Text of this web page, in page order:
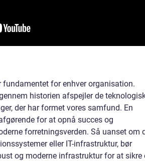
for enhver organisation.
historien afspejler de
der har formet vores samfund. En
for at opnå succes og
forretningsverden. Så uanset om
eller IT-infrastruktur, bør
og moderne infrastruktur for at sikre